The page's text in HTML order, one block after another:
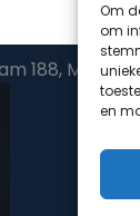
Om
om
en
188, Maak